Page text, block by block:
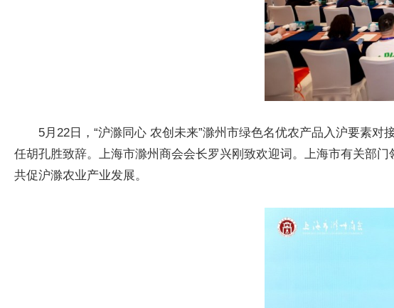
5月22日，“沪滁同心 农创未来”滁州市绿色名优农产品入沪要素
任胡孔胜致辞。上海市滁州商会会长罗兴刚致欢迎词。上海市有关部
共促沪滁农业产业发展。